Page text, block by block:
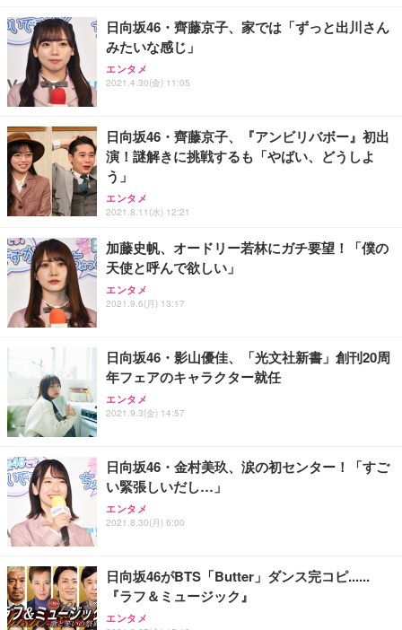
日向坂46・齊藤京子、家では「ずっと出川さん
みたいな感じ」
エンタメ
2021.4.30(金) 11:05
日向坂46・齊藤京子、『アンビリバボー』初出
演！謎解きに挑戦するも「やばい、どうしよ
う」
エンタメ
2021.8.11(水) 12:21
加藤史帆、オードリー若林にガチ要望！「僕の
天使と呼んで欲しい」
エンタメ
2021.9.6(月) 13:17
日向坂46・影山優佳、「光文社新書」創刊20周
年フェアのキャラクター就任
エンタメ
2021.9.3(金) 14:57
日向坂46・金村美玖、涙の初センター！「すご
い緊張しいだし…」
エンタメ
2021.8.30(月) 6:00
日向坂46がBTS「Butter」ダンス完コピ......
『ラフ＆ミュージック』
エンタメ